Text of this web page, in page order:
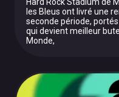
Hard Rock Stadium de
les Bleus ont livré une
seconde période,
qui devient meilleur
Monde,